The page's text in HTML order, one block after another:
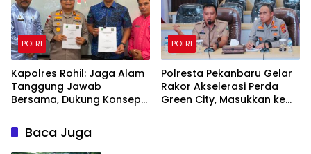
POLRI
Kapolres Rohil: Jaga Alam
Tanggung Jawab
Bersama, Dukung Konsep
POLRI
Polresta Pekanbaru Gelar
Rakor Akselerasi Perda
Green City, Masukkan ke
Baca Juga